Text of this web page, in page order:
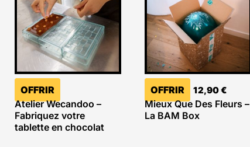
OFFRIR
Atelier Wecandoo –
Fabriquez votre
tablette en chocolat
OFFRIR 12,90€
Mieux Que Des Fleurs –
La BAM Box